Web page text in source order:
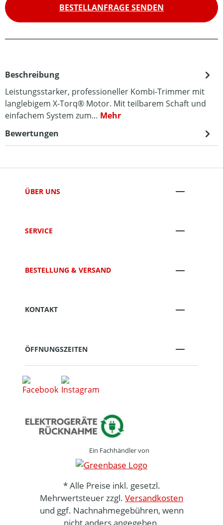
BESTELLANFRAGE SENDEN
Beschreibung
Leistungsstarker, professioneller Kombi-Trimmer mit
langlebigem X-Torq® Motor. Mit teilbarem Schaft und
einfachem System zum… Mehr
Bewertungen
ÜBER UNS
SERVICE
BESTELLUNG & VERSAND
KONTAKT
ÖFFNUNGSZEITEN
Ein Fachhändler von
* Alle Preise inkl. gesetzl.
Mehrwertsteuer zzgl. Versandkosten
und ggf. Nachnahmegebühren, wenn